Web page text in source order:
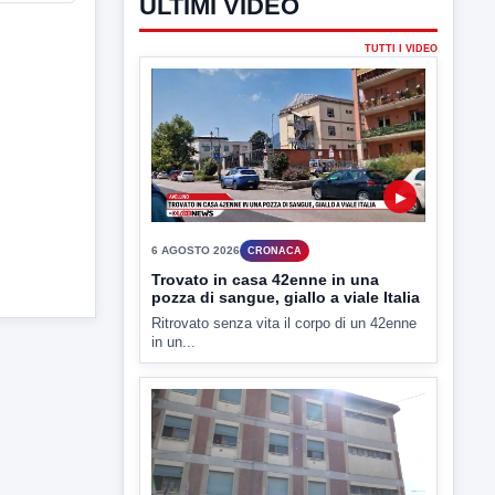
ULTIMI VIDEO
TUTTI I VIDEO